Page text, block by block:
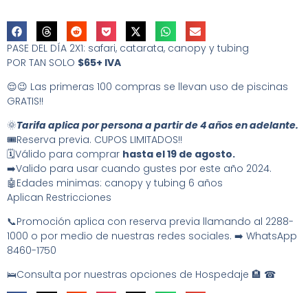
PASE DEL DÍA 2X1: safari, catarata, canopy y tubing
POR TAN SOLO $65+ IVA
😌😉 Las primeras 100 compras se llevan uso de piscinas
GRATIS!!
🌞Tarifa aplica por persona a partir de 4 años en adelante.
🎟️Reserva previa. CUPOS LIMITADOS!!
🗓️Válido para comprar hasta el 19 de agosto.
➡️Valido para usar cuando gustes por este año 2024.
🤖Edades minimas: canopy y tubing 6 años
Aplican Restricciones
📞Promoción aplica con reserva previa llamando al 2288-
1000 o por medio de nuestras redes sociales. ➡️ WhatsApp
8460-1750
🛌Consulta por nuestras opciones de Hospedaje 🏨 ☎